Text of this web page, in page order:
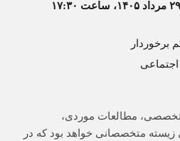
۲۹ مرداد ۱۴۰۵، ساعت ۱۷:۳۰
مطالعات موردی،
متخصصانی خواهد بود که در